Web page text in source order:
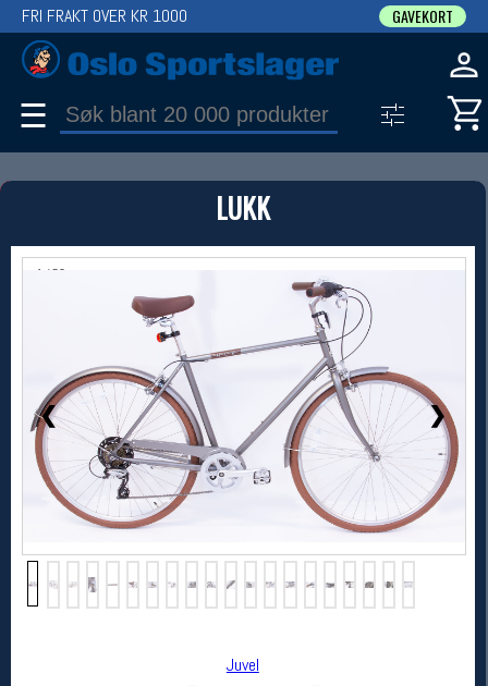
LUKK
1 / 20
❮ ❯
Juvel
FRI FRAKT OVER KR 1000 GAVEKORT
☰
PRODUKT
Produkter (1)
Bruk filter til å spisse søket